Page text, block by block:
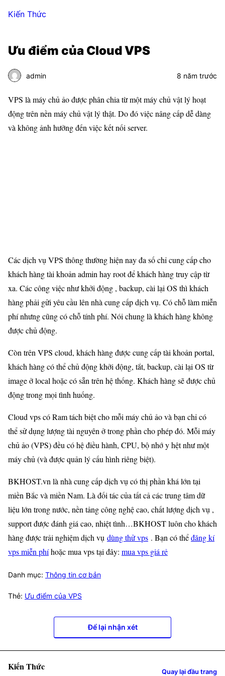
Kiến Thức
Ưu điểm của Cloud VPS
admin 8 năm trước
VPS là máy chủ ảo được phân chia từ một máy chủ vật lý hoạt
động trên nền máy chủ vật lý thật. Do đó việc nâng cấp dễ dàng
và không ảnh hưởng đến việc kết nối server.
Các dịch vụ VPS thông thường hiện nay đa số chỉ cung cấp cho
khách hàng tài khoản admin hay root để khách hàng truy cập từ
xa. Các công việc như khởi động , backup, cài lại OS thì khách
hàng phải gửi yêu cầu lên nhà cung cấp dịch vụ. Có chỗ làm miễn
phí nhưng cũng có chỗ tính phí. Nói chung là khách hàng không
được chủ động.
Còn trên VPS cloud, khách hàng được cung cấp tài khoản portal,
khách hàng có thể chủ động khởi động, tắt, backup, cài lại OS từ
image ở local hoặc có sẵn trên hệ thống. Khách hàng sẽ được chủ
động trong mọi tình huống.
Cloud vps có Ram tách biệt cho mỗi máy chủ ảo và bạn chỉ có
thể sử dụng lượng tài nguyên ở trong phần cho phép đó. Mỗi máy
chủ ảo (VPS) đều có hệ điều hành, CPU, bộ nhớ y hệt như một
máy chủ (và được quản lý cấu hình riêng biệt).
BKHOST.vn là nhà cung cấp dịch vụ có thị phần khá lớn tại
miền Bắc và miền Nam. Là đối tác của tất cả các trung tâm dữ
liệu lớn trong nước, nền tảng công nghệ cao, chất lượng dịch vụ ,
support được đánh giá cao, nhiệt tình…BKHOST luôn cho khách
hàng được trải nghiệm dịch vụ dùng thử vps . Bạn có thểđăng kí
vps miễn phíhoặc mua vps tại đây: mua vps giá rẻ
Danh mục: Thông tin cơ bản
Thẻ: Ưu điểm của VPS
Để lại nhận xét
Kiến Thức Quay lại đầu trang